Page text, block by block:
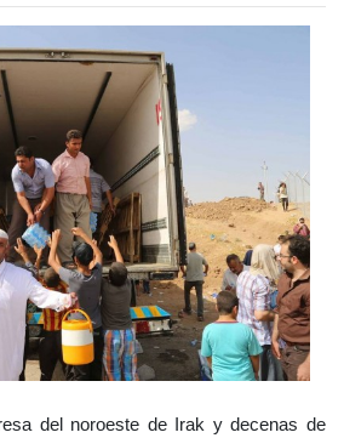
del noroeste de Irak y decenas de